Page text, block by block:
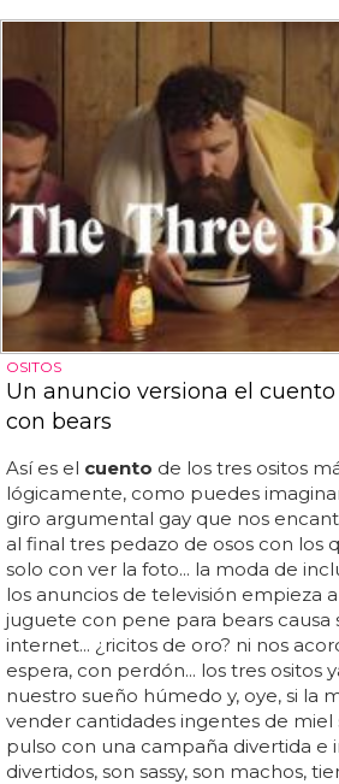
OSITOS
Un anuncio versiona el
con bears
Así es el cuento de los tres ositos
lógicamente, como puedes
giro argumental gay que nos
al final tres pedazo de osos con los
solo con ver la foto... la moda de
los anuncios de televisión empieza
juguete con pene para bears causa
internet... ¿ricitos de oro? ni nos
espera, con perdón... los tres ositos
nuestro sueño húmedo y, oye, si la
vender cantidades ingentes de miel
pulso con una campaña divertida e
divertidos, son sassy, son machos,